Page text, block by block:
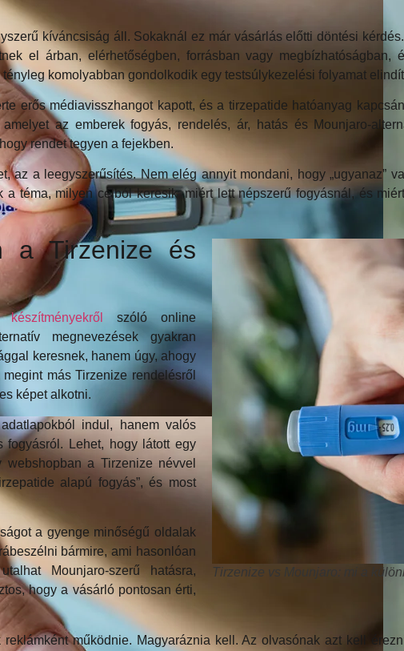
kíváncsiság áll. Sokaknál ez már vásárlás előtti döntési
el árban, elérhetőségben, forrásban vagy
komolyabban gondolkodik egy testsúlykezelési folyamat
erős médiavisszhangot kapott, és a tirzepatide hatóanyag
az emberek fogyás, rendelés, ár, hatás és Mounjaro-
rendet tegyen a fejekben.
a leegyszerűsítés. Nem elég annyit mondani, hogy „ugyanaz”
téma, milyen célból keresik, miért lett népszerű fogyásnál, és
Tirzenize vs Mounjaro: mi a
a Tirzenize és
készítményekről
szóló online
megnevezések gyakran
keresnek, hanem úgy, ahogy
más Tirzenize rendelésről
képet alkotni.
indul, hanem valós
fogyásról. Lehet, hogy látott egy
a Tirzenize névvel
alapú fogyás”, és most
a gyenge minőségű oldalak
bármire, ami hasonlóan
Mounjaro-szerű hatásra,
hogy a vásárló pontosan érti,
működnie. Magyaráznia kell. Az olvasónak azt kell